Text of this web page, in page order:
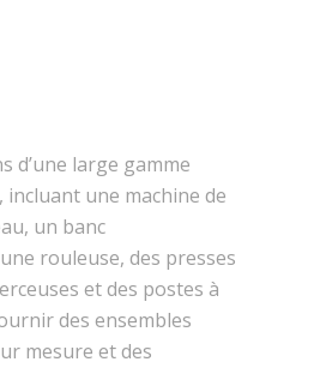
d’une large gamme
incluant une machine de
un banc
rouleuse, des presses
et des postes à
des ensembles
mesure et des